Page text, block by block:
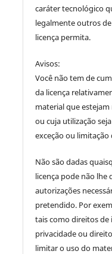
caráter tecnológico
legalmente outros
licença permita.
Avisos:
Você não tem de
da licença
material que
ou cuja utilização
exceção ou limitação
Não são dadas
licença pode não lhe
autorizações
pretendido. Por
tais como direitos de
privacidade ou
limitar o uso do